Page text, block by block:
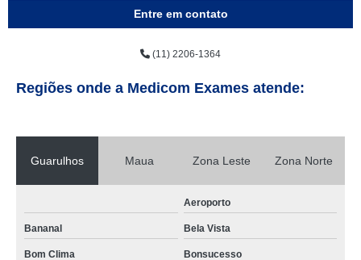
Entre em contato
(11) 2206-1364
Regiões onde a Medicom Exames atende:
Guarulhos Maua Zona Leste Zona Norte
Aeroporto
Bananal Bela Vista
Bom Clima Bonsucesso